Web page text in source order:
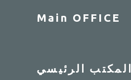
Main OFFICE
المكتب الرئيسي